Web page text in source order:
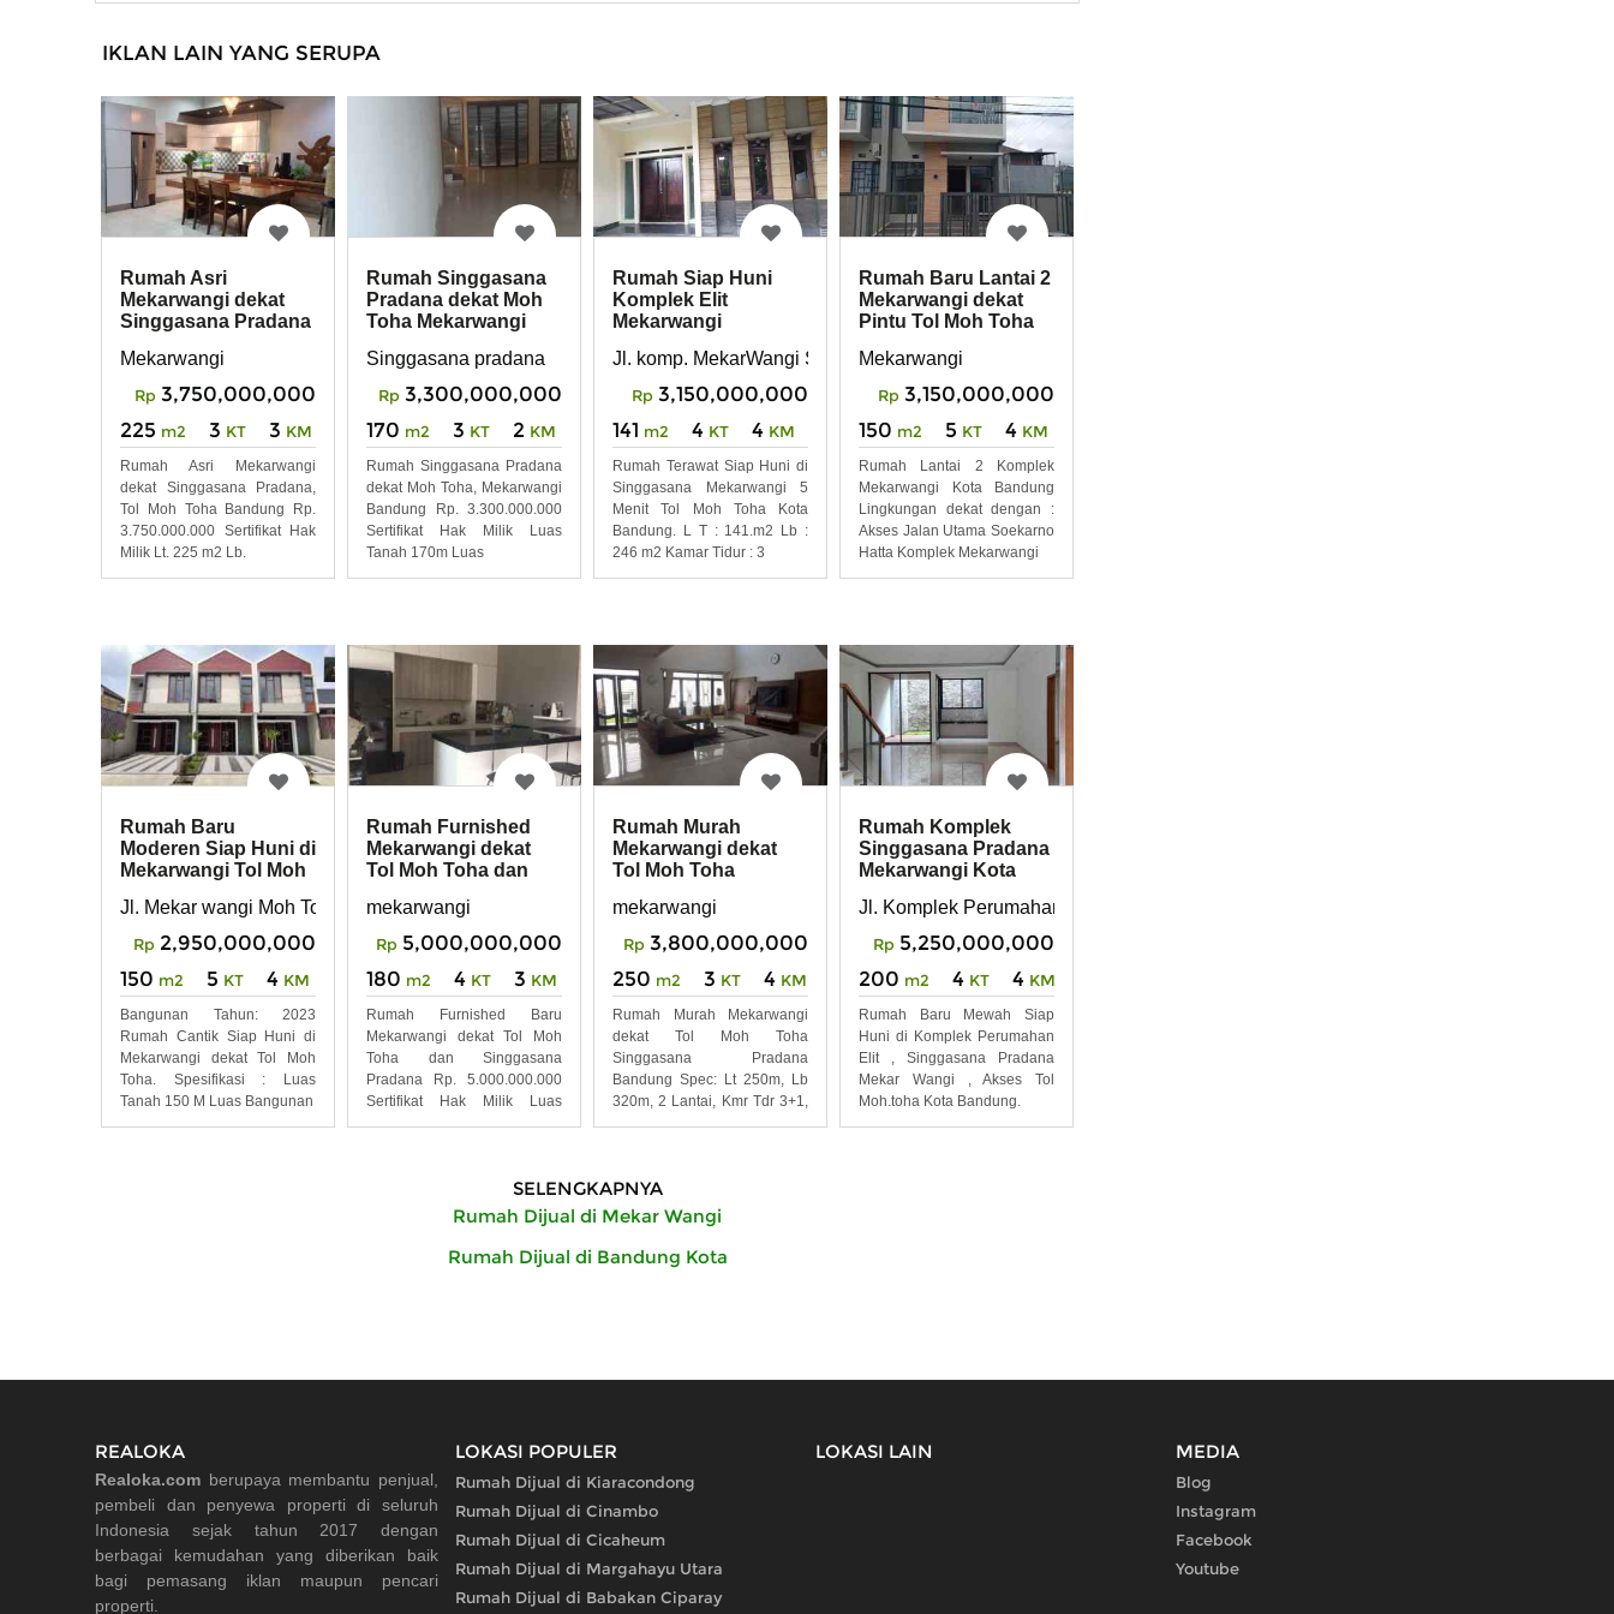
IKLAN LAIN YANG SERUPA
Rumah Asri
Mekarwangi dekat
Singgasana Pradana
Bandung
Mekarwangi
Rp 3,750,000,000
225 m2 3 KT 3 KM
Rumah Asri Mekarwangi
dekat Singgasana Pradana,
Tol Moh Toha Bandung Rp.
3.750.000.000 Sertifikat Hak
Milik Lt. 225 m2 Lb.
Rumah Singgasana
Pradana dekat Moh
Toha Mekarwangi
Singgasana pradana
Rp 3,300,000,000
170 m2 3 KT 2 KM
Rumah Singgasana Pradana
dekat Moh Toha, Mekarwangi
Bandung Rp. 3.300.000.000
Sertifikat Hak Milik Luas
Tanah 170m Luas
Rumah Siap Huni
Komplek Elit
Mekarwangi
Bandung
Jl. komp. MekarWangi Singgasana Moh. Toha
Rp 3,150,000,000
141 m2 4 KT 4 KM
Rumah Terawat Siap Huni di
Singgasana Mekarwangi 5
Menit Tol Moh Toha Kota
Bandung. L T : 141.m2 Lb :
246 m2 Kamar Tidur : 3
Rumah Baru Lantai 2
Mekarwangi dekat
Pintu Tol Moh Toha
Mekarwangi
Rp 3,150,000,000
150 m2 5 KT 4 KM
Rumah Lantai 2 Komplek
Mekarwangi Kota Bandung
Lingkungan dekat dengan :
Akses Jalan Utama Soekarno
Hatta Komplek Mekarwangi
Rumah Baru
Moderen Siap Huni di
Mekarwangi Tol Moh
Jl. Mekar wangi Moh Toha
Rp 2,950,000,000
150 m2 5 KT 4 KM
Bangunan Tahun: 2023
Rumah Cantik Siap Huni di
Mekarwangi dekat Tol Moh
Toha. Spesifikasi : Luas
Tanah 150 M Luas Bangunan
Rumah Furnished
Mekarwangi dekat
Tol Moh Toha dan
mekarwangi
Rp 5,000,000,000
180 m2 4 KT 3 KM
Rumah Furnished Baru
Mekarwangi dekat Tol Moh
Toha dan Singgasana
Pradana Rp. 5.000.000.000
Sertifikat Hak Milik Luas
Rumah Murah
Mekarwangi dekat
Tol Moh Toha
Bandung
mekarwangi
Rp 3,800,000,000
250 m2 3 KT 4 KM
Rumah Murah Mekarwangi
dekat Tol Moh Toha
Singgasana Pradana
Bandung Spec: Lt 250m, Lb
320m, 2 Lantai, Kmr Tdr 3+1,
Rumah Komplek
Singgasana Pradana
Mekarwangi Kota
Jl. Komplek Perumahan Singgasana Pradana Mekarwangi
Rp 5,250,000,000
200 m2 4 KT 4 KM
Rumah Baru Mewah Siap
Huni di Komplek Perumahan
Elit , Singgasana Pradana
Mekar Wangi , Akses Tol
Moh.toha Kota Bandung.
SELENGKAPNYA
Rumah Dijual di Mekar Wangi
Rumah Dijual di Bandung Kota
REALOKA
Realoka.com berupaya membantu penjual,
pembeli dan penyewa properti di seluruh
Indonesia sejak tahun 2017 dengan
berbagai kemudahan yang diberikan baik
bagi pemasang iklan maupun pencari
properti.
LOKASI POPULER
Rumah Dijual di Kiaracondong
Rumah Dijual di Cinambo
Rumah Dijual di Cicaheum
Rumah Dijual di Margahayu Utara
Rumah Dijual di Babakan Ciparay
LOKASI LAIN MEDIA
Blog
Instagram
Facebook
Youtube